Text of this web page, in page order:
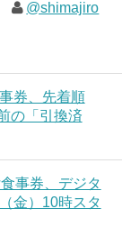
@shimajiro
券、先着順
の「引換済
事券、デジタ
金）10時スタ